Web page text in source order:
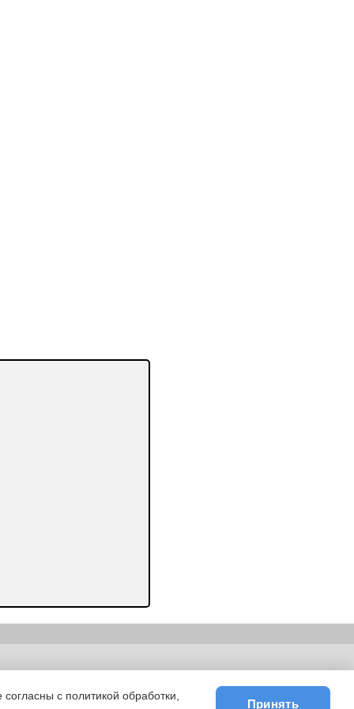
|E-mail
с политикой обработки,
Принять